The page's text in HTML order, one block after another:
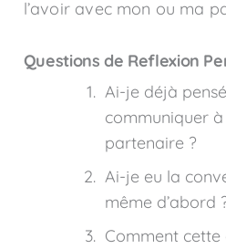
l’avoir avec mon ou ma
Questions de Reflexion
Ai-je déjà
communiquer
partenaire ?
Ai-je eu la
même d’abord
Comment